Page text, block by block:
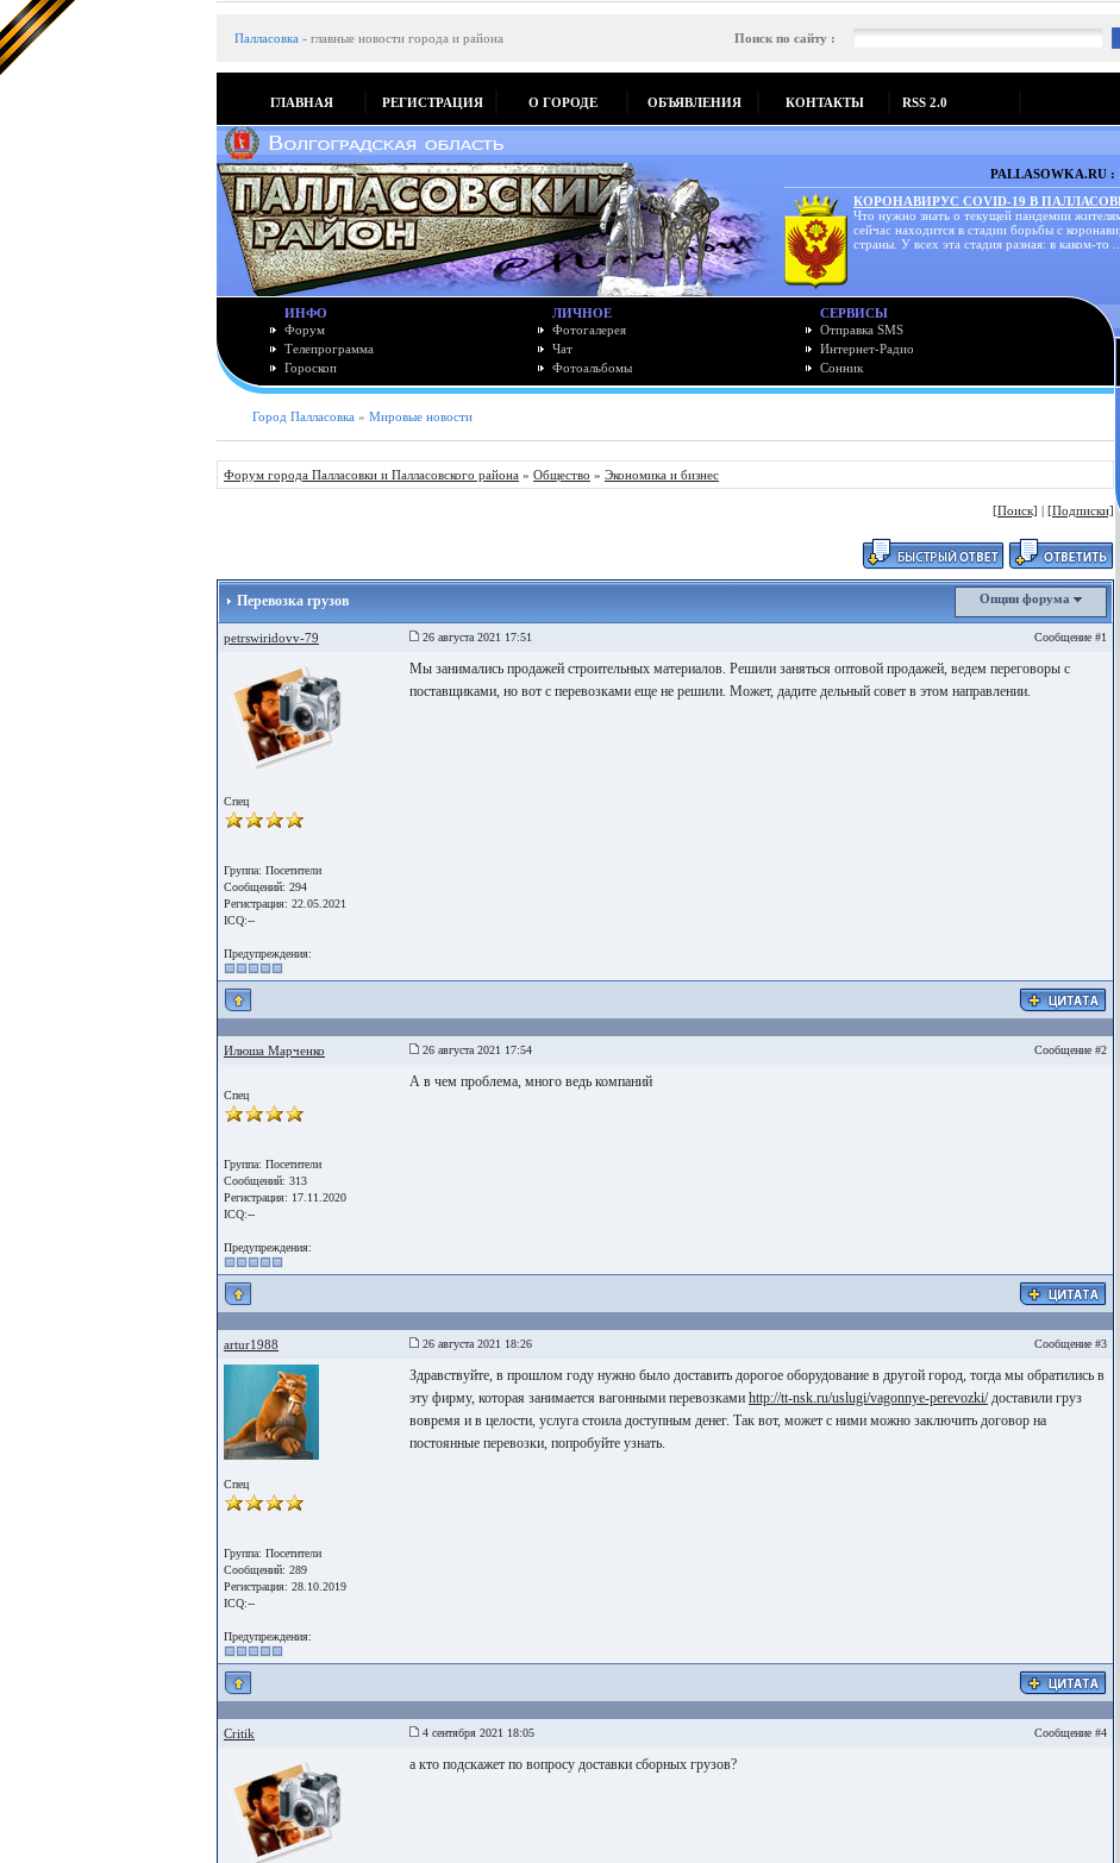
Палласовка - главные новости города и района Поиск по сайту :
ГЛАВНАЯ РЕГИСТРАЦИЯ О ГОРОДЕ ОБЪЯВЛЕНИЯ КОНТАКТЫ RSS 2.0
PALLASOWKA.RU :
КОРОНАВИРУС COVID-19 В
Что нужно знать о текущей пандемии
сейчас находится в стадии борьбы с
страны. У всех эта стадия разная: в каком-то ...
ИНФО
Форум
Телепрограмма
Гороскоп
ЛИЧНОЕ
Фотогалерея
Чат
Фотоальбомы
СЕРВИСЫ
Отправка SMS
Интернет-Радио
Сонник
Город Палласовка » Мировые новости
Форум города Палласовки и Палласовского района » Общество » Экономика и бизнес
[Поиск] | [Подписки]
Перевозка грузов Опции форума
petrswiridovv-79 26 августа 2021 17:51 Сообщение #1
Спец
Группа: Посетители
Сообщений: 294
Регистрация: 22.05.2021
ICQ:--
Предупреждения:
Мы занимались продажей строительных материалов. Решили заняться оптовой продажей, ведем переговоры с
поставщиками, но вот с перевозками еще не решили. Может, дадите дельный совет в этом направлении.
Илюша Марченко 26 августа 2021 17:54 Сообщение #2
Спец
Группа: Посетители
Сообщений: 313
Регистрация: 17.11.2020
ICQ:--
Предупреждения:
А в чем проблема, много ведь компаний
artur1988 26 августа 2021 18:26 Сообщение #3
Спец
Группа: Посетители
Сообщений: 289
Регистрация: 28.10.2019
ICQ:--
Предупреждения:
Здравствуйте, в прошлом году нужно было доставить дорогое оборудование в другой город, тогда мы обратились в
эту фирму, которая занимается вагонными перевозками http://tt-nsk.ru/uslugi/vagonnye-perevozki/доставили груз
вовремя и в целости, услуга стоила доступным денег. Так вот, может с ними можно заключить договор на
постоянные перевозки, попробуйте узнать.
Critik 4 сентября 2021 18:05 Сообщение #4
а кто подскажет по вопросу доставки сборных грузов?